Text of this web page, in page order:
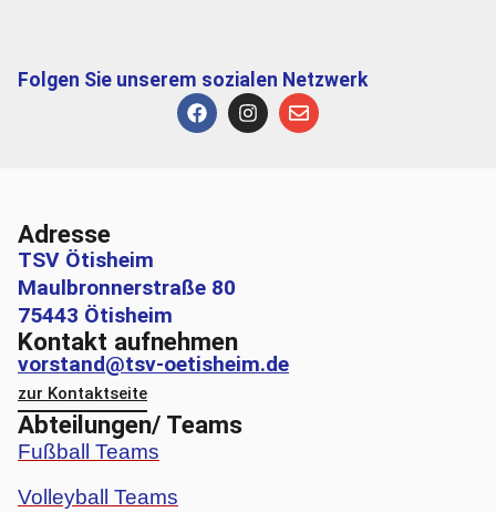
Folgen Sie unserem sozialen Netzwerk
Adresse
TSV Ötisheim
Maulbronnerstraße 80
75443 Ötisheim
Kontakt aufnehmen
vorstand@tsv-oetisheim.de
zur Kontaktseite
Abteilungen/ Teams
Fußball Teams
Volleyball Teams